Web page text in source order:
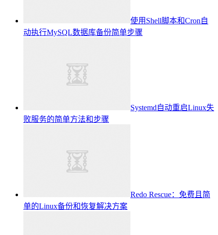
使用Shell脚本和Cron自
动执行MySQL数据库备份简单步骤
Systemd自动重启Linux失
败服务的简单方法和步骤
Redo Rescue：免费且简
单的Linux备份和恢复解决方案